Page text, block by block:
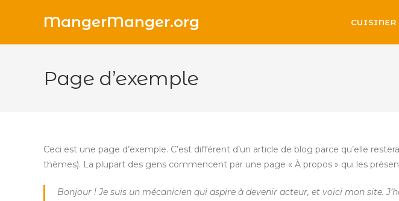
MangerManger.org CUISINER
Page d’exemple
Ceci est une page d’exemple. C’est différent d’un article de blog parce qu’elle
thèmes). La plupart des gens commencent par une page « À propos » qui les
Bonjour ! Je suis un mécanicien qui aspire à devenir acteur, et voici mon site.